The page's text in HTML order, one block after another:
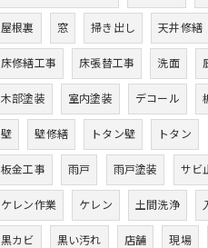
屋根裏 窓 掃き出し 天井修繕
床修繕工事 床張替工事 洗面
木部塗装 室内塗装 デコール
壁 壁修繕 トタン壁 トタン
板金工事 雨戸 雨戸塗装 サビ
ケレン作業 ケレン 土間洗浄
黒カビ 黒い汚れ 店舗 現場